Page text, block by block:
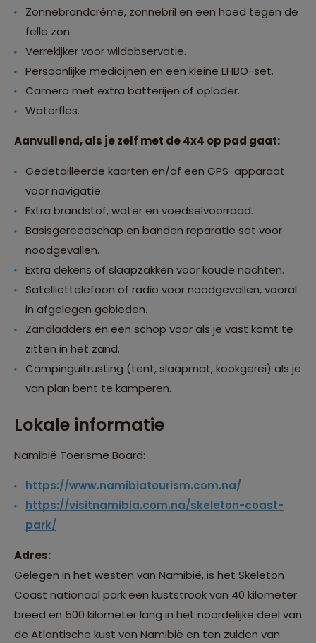
Zonnebrandcrème, zonnebril en een hoed tegen de
felle zon.
Verrekijker voor wildobservatie.
Persoonlijke medicijnen en een kleine EHBO-set.
Camera met extra batterijen of oplader.
Waterfles.
Aanvullend, als je zelf met de 4x4 op pad gaat:
Gedetailleerde kaarten en/of een GPS-apparaat
voor navigatie.
Extra brandstof, water en voedselvoorraad.
Basisgereedschap en banden reparatie set voor
noodgevallen.
Extra dekens of slaapzakken voor koude nachten.
Satelliettelefoon of radio voor noodgevallen, vooral
in afgelegen gebieden.
Zandladders en een schop voor als je vast komt te
zitten in het zand.
Campinguitrusting (tent, slaapmat, kookgerei) als je
van plan bent te kamperen.
Lokale informatie
Namibië Toerisme Board:
https://www.namibiatourism.com.na/
https://visitnamibia.com.na/skeleton-coast-
park/
Adres:
Gelegen in het westen van Namibië, is het Skeleton
Coast nationaal park een kuststrook van 40 kilometer
breed en 500 kilometer lang in het noordelijke deel van
de Atlantische kust van Namibië en ten zuiden van